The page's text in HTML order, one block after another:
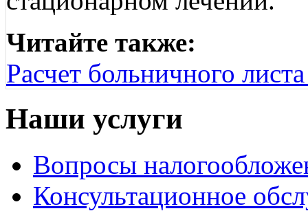
Читайте также:
Расчет больничного
Наши услуги
Вопросы
Консультационное